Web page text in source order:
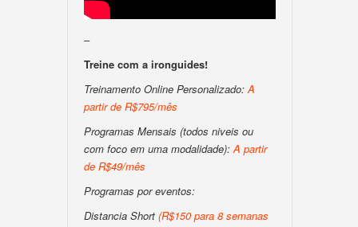
–
Treine com a ironguides!
Treinamento Online Personalizado:A
partir de R$795/mês
Programas Mensais (todos niveis ou
com foco em uma modalidade):A partir
de R$49/mês
Programas por eventos:
Distancia Short (R$150 para 8 semanas